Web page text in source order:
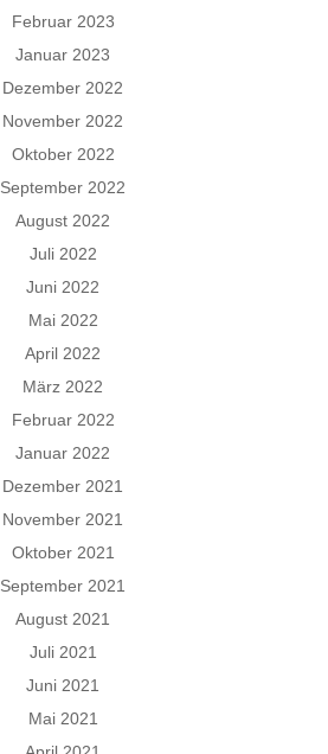
Februar 2023
Januar 2023
Dezember 2022
November 2022
Oktober 2022
September 2022
August 2022
Juli 2022
Juni 2022
Mai 2022
April 2022
März 2022
Februar 2022
Januar 2022
Dezember 2021
November 2021
Oktober 2021
September 2021
August 2021
Juli 2021
Juni 2021
Mai 2021